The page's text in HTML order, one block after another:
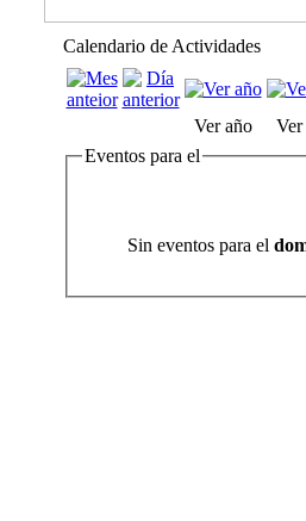
Calendario de Actividades
Ver año Ver
Eventos para el
Sin eventos para el